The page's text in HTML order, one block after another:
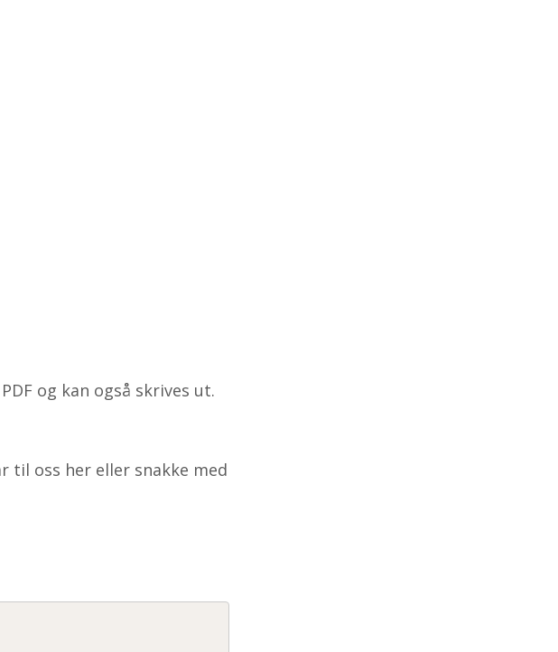
og kan også skrives ut.
til oss her eller snakke med